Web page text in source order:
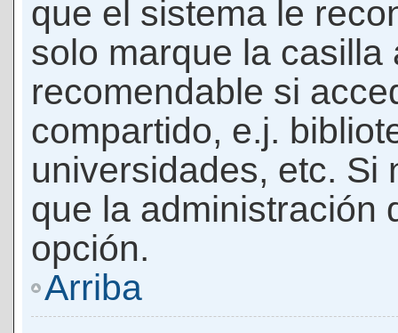
que el sistema le
solo marque la casilla
recomendable si
compartido, e.j.
universidades, etc. Si
que la administración
opción.
Arriba